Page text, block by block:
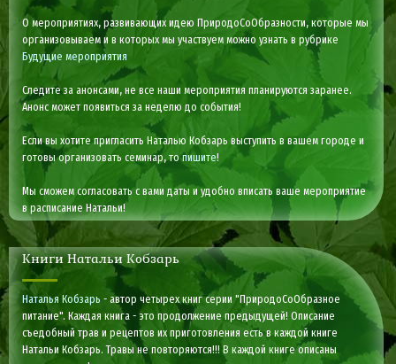
О мероприятиях, развивающих идею ПриродоСоОбразности, которые мы
организовываем и в которых мы участвуем можно узнать в рубрике
Будущие мероприятия
Следите за анонсами, не все наши мероприятия планируются заранее.
Анонс может появиться за неделю до события!
Если вы хотите пригласить Наталью Кобзарь выступить в вашем городе и
готовы организовать семинар, топишите!
Мы сможем согласовать с вами даты и удобно вписать ваше мероприятие
в расписание Натальи!
Книги Натальи Кобзарь
Наталья Кобзарь - автор четырех книг серии "ПриродоСоОбразное
питание". Каждая книга - это продолжение предыдущей! Описание
съедобный трав и рецептов их приготовления есть в каждой книге
Натальи Кобзарь. Травы не повторяются!!! В каждой книге описаны